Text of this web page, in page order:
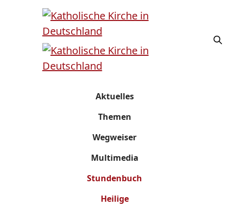
Aktuelles
Themen
Wegweiser
Multimedia
Stundenbuch
Heilige